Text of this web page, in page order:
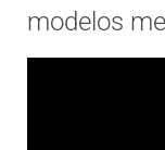
modelos